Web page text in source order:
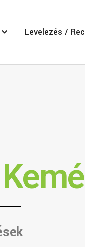
Levelezés /